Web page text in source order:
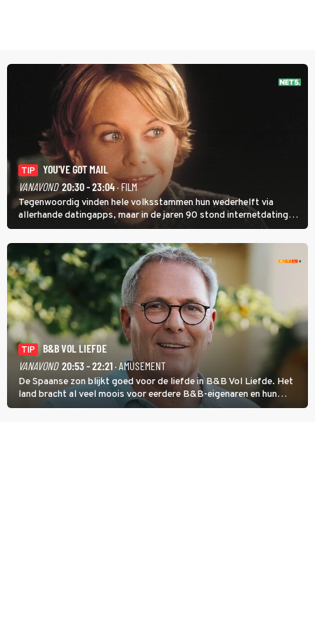
TIP
YOU'VE GOT MAIL
VANAVOND 20:30 - 23:04· FILM
Tegenwoordig vinden hele volksstammen hun wederhelft via
allerhande datingapps, maar in de jaren 90 stond internetdating
nog in de kinderschoenen. In de film You've Got Mail zie je dat
terug.
TIP
B&B VOL LIEFDE
VANAVOND 20:53 - 22:21· AMUSEMENT
De Spaanse zon blijkt goed voor de liefde in B&B Vol Liefde. Het
land bracht al veel moois voor eerdere B&B-eigenaren en hun
partners. Ook Paul runt zijn gastenverblijf in Spanje. De 62-jarige